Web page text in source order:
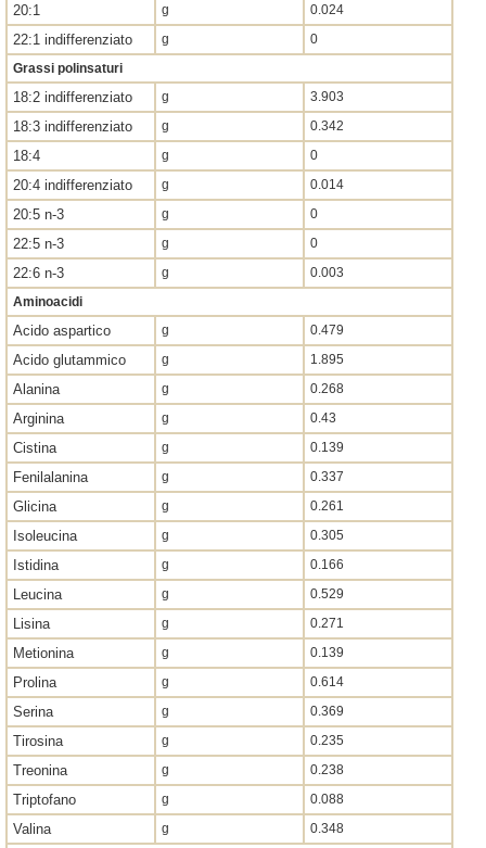
20:1 g 0.024
22:1 indifferenziato g
0
Grassi polinsaturi
18:2 indifferenziato g 3.903
18:3 indifferenziato g 0.342
18:4 g 0
20:4 indifferenziato g 0.014
20:5 n-3 g 0
22:5 n-3 g 0
22:6 n-3 g
0.003
Aminoacidi
Acido aspartico g 0.479
Acido glutammico g 1.895
Alanina g 0.268
Arginina g 0.43
Cistina g 0.139
Fenilalanina g 0.337
Glicina g 0.261
Isoleucina g 0.305
Istidina g 0.166
Leucina g 0.529
Lisina g 0.271
Metionina g 0.139
Prolina g 0.614
Serina g 0.369
Tirosina g 0.235
Treonina g 0.238
Triptofano g 0.088
Valina g 0.348